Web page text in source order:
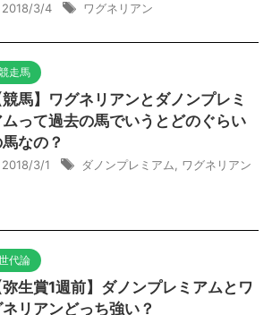
2018/3/4 ワグネリアン
走馬
競馬】ワグネリアンとダノンプレミ
ムって過去の馬でいうとどのぐらい
なの？
2018/3/1 ダノンプレミアム, ワグネリアン
代論
弥生賞1週前】ダノンプレミアムとワ
ネリアンどっち強い？